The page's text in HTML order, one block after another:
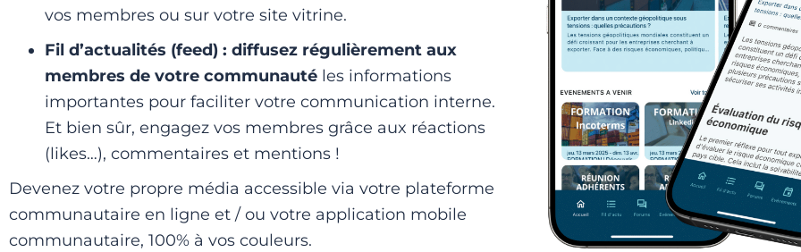
vos membres ou sur votre site vitrine.
Fil d’actualités (feed) : diffusez régulièrement aux
membres de votre communauté les informations
importantes pour faciliter votre communication interne.
Et bien sûr, engagez vos membres grâce aux réactions
(likes…), commentaires et mentions !
Devenez votre propre média accessible via votre plateforme
communautaire en ligne et / ou votre application mobile
communautaire, 100% à vos couleurs.